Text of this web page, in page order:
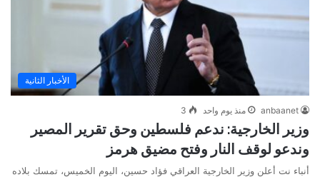
الأخبار الثانية
anbaanet منذ يوم واحد 3
وزير الخارجية: ندعم فلسطين وحق تقرير المصير
وندعو لوقف النار وفتح مضيق هرمز
أنباء نت أعلن وزير الخارجية العراقي فؤاد حسين، اليوم الخميس، تمسك بلاده